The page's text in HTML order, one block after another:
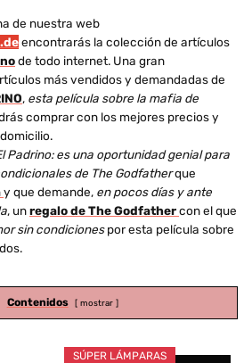
de nuestra web
encontrarás la colección de artículos
de todo internet. Una gran
más vendidos y demandadas de
, esta película sobre la mafia de
comprar con los mejores precios y
Padrino: es una oportunidad genial para
de The Godfatherque
y que demande, en pocos días y ante
, unregalo de The Godfathercon el que
sin condicionespor esta película sobre
Contenidos mostrar
SÚPER LÁMPARAS